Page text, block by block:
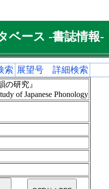
ベース -書誌情報-
索 展望号 詳細検索
の研究』
of Japanese Phonology